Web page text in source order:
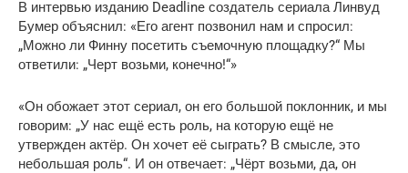
В интервью изданию Deadline создатель сериала Линвуд
Бумер объяснил: «Его агент позвонил нам и спросил:
„Можно ли Финну посетить съемочную площадку?“ Мы
ответили: „Черт возьми, конечно!“»
«Он обожает этот сериал, он его большой поклонник, и мы
говорим: „У нас ещё есть роль, на которую ещё не
утвержден актёр. Он хочет её сыграть? В смысле, это
небольшая роль“. И он отвечает: „Чёрт возьми, да, он